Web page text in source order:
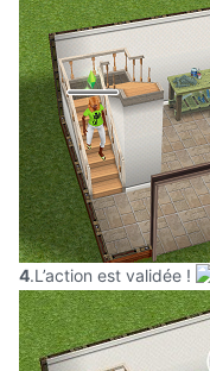
4.L’action est validée !